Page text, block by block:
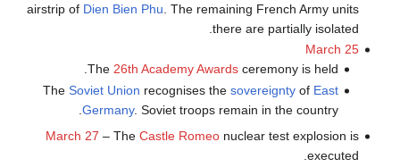
airstrip of Dien Bien Phu . The remaining French Army units
there are partially isolated.
March 25
The26th Academy Awards ceremony is held.
TheSoviet Union recognises thesovereignty of East
Germany. Soviet troops remain in the country.
March 27 – The Castle Romeonuclear test explosion is
executed.